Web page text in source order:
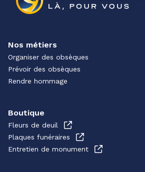
Nos métiers
Organiser des obsèques
Prévoir des obsèques
Rendre hommage
Boutique
Fleurs de deuil
Plaques funéraires
Entretien de monument